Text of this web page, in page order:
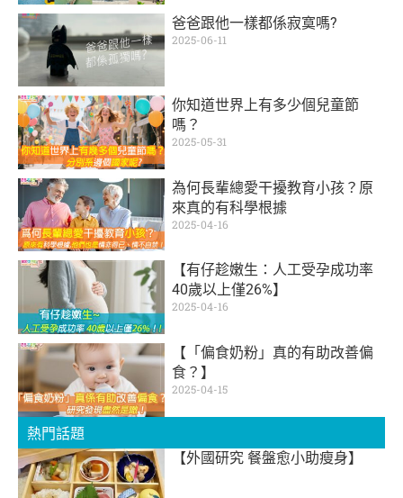
爸爸跟他一樣都係寂寞嗎?
2025-06-11
你知道世界上有多少個兒童節
嗎？
2025-05-31
為何長輩總愛干擾教育小孩？原
來真的有科學根據
2025-04-16
【有仔趁嫩生：人工受孕成功率
40歲以上僅26%】
2025-04-16
【「偏食奶粉」真的有助改善偏
食？】
2025-04-15
熱門話題
【外國研究 餐盤愈小助瘦身】